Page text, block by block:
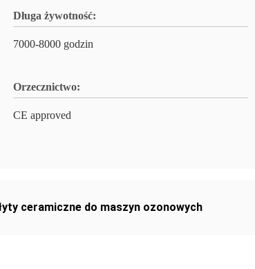
Długa żywotność:
7000-8000 godzin
Orzecznictwo:
CE approved
ceramiczne do maszyn ozonowych